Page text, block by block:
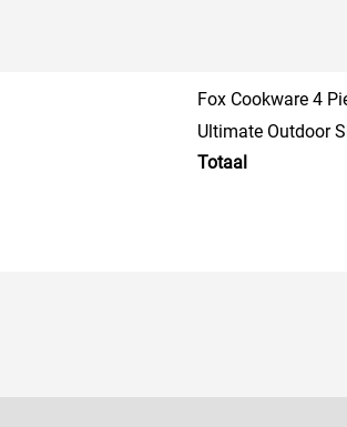
Fox Cookware 4
Ultimate Outdoor
Totaal